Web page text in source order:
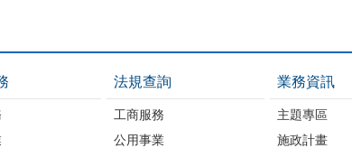
法規查詢
工商服務
公用事業
業務資訊
主題專區
施政計畫